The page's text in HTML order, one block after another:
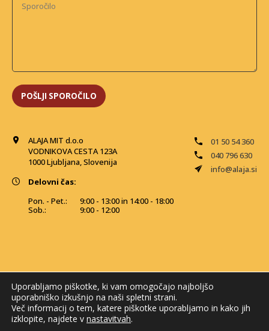
ALAJA MIT d.o.o
VODNIKOVA CESTA 123A
1000 Ljubljana, Slovenija
01 50 54 360
040 796 630
info@alaja.si
Delovni čas:
Pon. - Pet.:
Sob.:
9:00 - 13:00 in 14:00 - 18:00
9:00 - 12:00
Uporabljamo piškotke, ki vam omogočajo najboljšo
uporabniško izkušnjo na naši spletni strani.
Več informacij o tem, katere piškotke uporabljamo in kako jih
izklopite, najdete v nastavitvah.